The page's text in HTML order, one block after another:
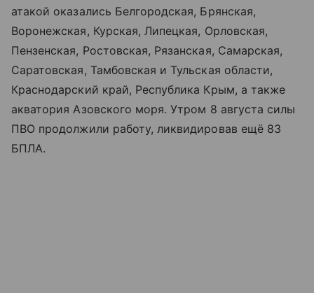
атакой оказались Белгородская, Брянская,
Воронежская, Курская, Липецкая, Орловская,
Пензенская, Ростовская, Рязанская, Самарская,
Саратовская, Тамбовская и Тульская области,
Краснодарский край, Республика Крым, а также
акваторияАзовского моря. Утром 8 августа силы
ПВО продолжили работу, ликвидировав ещё 83
БПЛА.